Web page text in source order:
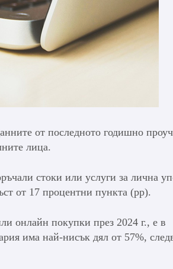
от последното годишно
лица.
стоки или услуги за лична
от 17 процентни пункта (pp).
онлайн покупки през 2024 г., е в
има най-нисък дял от 57%,